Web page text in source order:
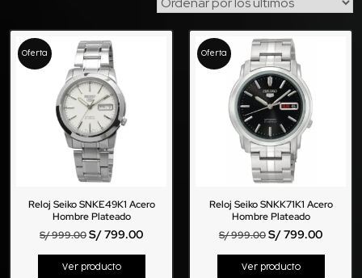
Oferta
Reloj Seiko SNKE49K1 Acero
Hombre Plateado
S/999.00S/799.00
Ver producto
Oferta
Reloj Seiko SNKK71K1 Acero
Hombre Plateado
S/999.00S/799.00
Ver producto